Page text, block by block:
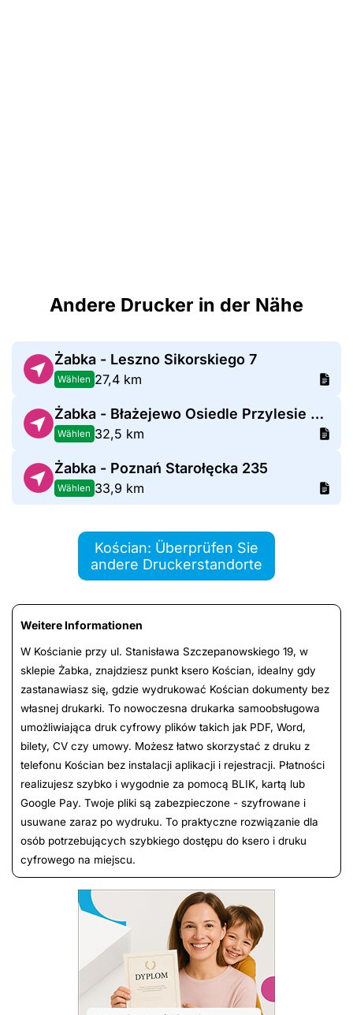
Andere Drucker in der Nähe
Żabka - Leszno Sikorskiego 7
Wählen 27,4 km
Żabka - Błażejewo Osiedle Przylesie 315
Wählen 32,5 km
Żabka - Poznań Starołęcka 235
Wählen 33,9 km
Kościan: Überprüfen Sie
andere Druckerstandorte
Weitere Informationen
W Kościanie przy ul. Stanisława Szczepanowskiego 19, w
sklepie Żabka, znajdziesz punkt ksero Kościan, idealny gdy
zastanawiasz się, gdzie wydrukować Kościan dokumenty bez
własnej drukarki. To nowoczesna drukarka samoobsługowa
umożliwiająca druk cyfrowy plików takich jak PDF, Word,
bilety, CV czy umowy. Możesz łatwo skorzystać z druku z
telefonu Kościan bez instalacji aplikacji i rejestracji. Płatności
realizujesz szybko i wygodnie za pomocą BLIK, kartą lub
Google Pay. Twoje pliki są zabezpieczone - szyfrowane i
usuwane zaraz po wydruku. To praktyczne rozwiązanie dla
osób potrzebujących szybkiego dostępu do ksero i druku
cyfrowego na miejscu.